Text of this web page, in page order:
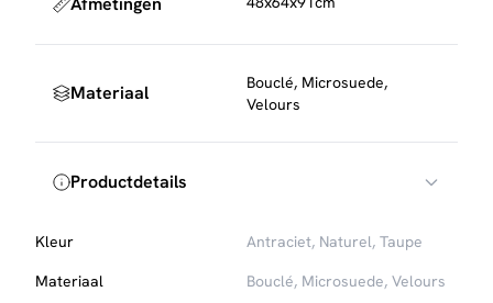
Om de stof mooi te houden, raden we aan de stoel
regelmatig te stofzuigen met een zachte meubelborstel.
impregneermiddel
gebruiken, die eenvoudig mee te
Materiaal
Bouclé, Microsuede,
Velours
Productdetails
Kleur
Antraciet, Naturel, Taupe
Materiaal
Bouclé, Microsuede, Velours